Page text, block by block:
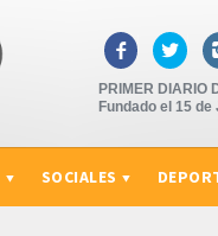
 
PRIMER DIARIO
Fundado el 15
SOCIALES